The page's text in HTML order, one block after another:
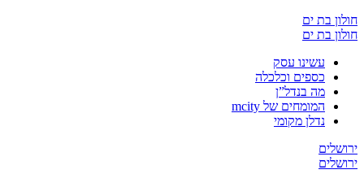
בת ים
בת ים
עשינו עסק
כספים וכלכלה
מה בנדל”ן
המומחים של mcity
נדלן מקומי